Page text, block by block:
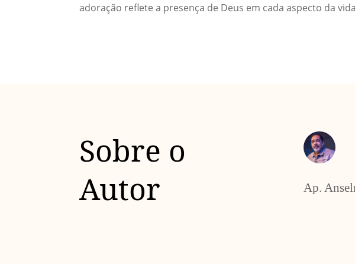
adoração reflete a presença de Deus em cada aspecto da
Sobre o
Autor
Ap.